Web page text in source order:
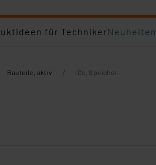
für TechnikerNeuheiten
Bauteile, aktiv / ICs, Speicher-